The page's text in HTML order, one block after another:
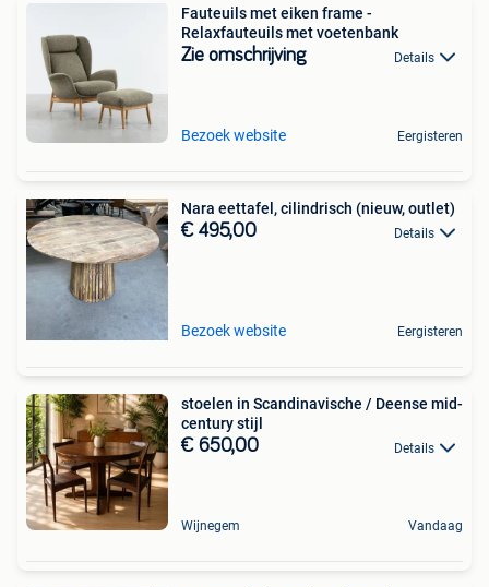
Fauteuils met eiken frame -
Relaxfauteuils met voetenbank
Zie omschrijving Details
Bezoek website Eergisteren
Nara eettafel, cilindrisch (nieuw, outlet)
€ 495,00 Details
Bezoek website Eergisteren
stoelen in Scandinavische / Deense mid-
century stijl
€ 650,00 Details
Wijnegem Vandaag